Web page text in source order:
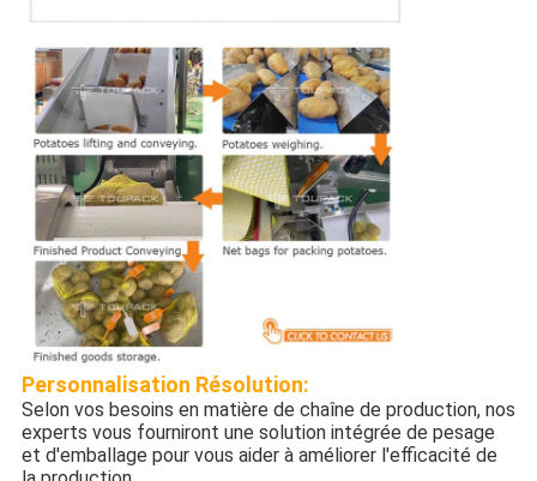
Personnalisation Résolution:
Selon vos besoins en matière de chaîne de production, nos
experts vous fourniront une solution intégrée de pesage
et d'emballage pour vous aider à améliorer l'efficacité de